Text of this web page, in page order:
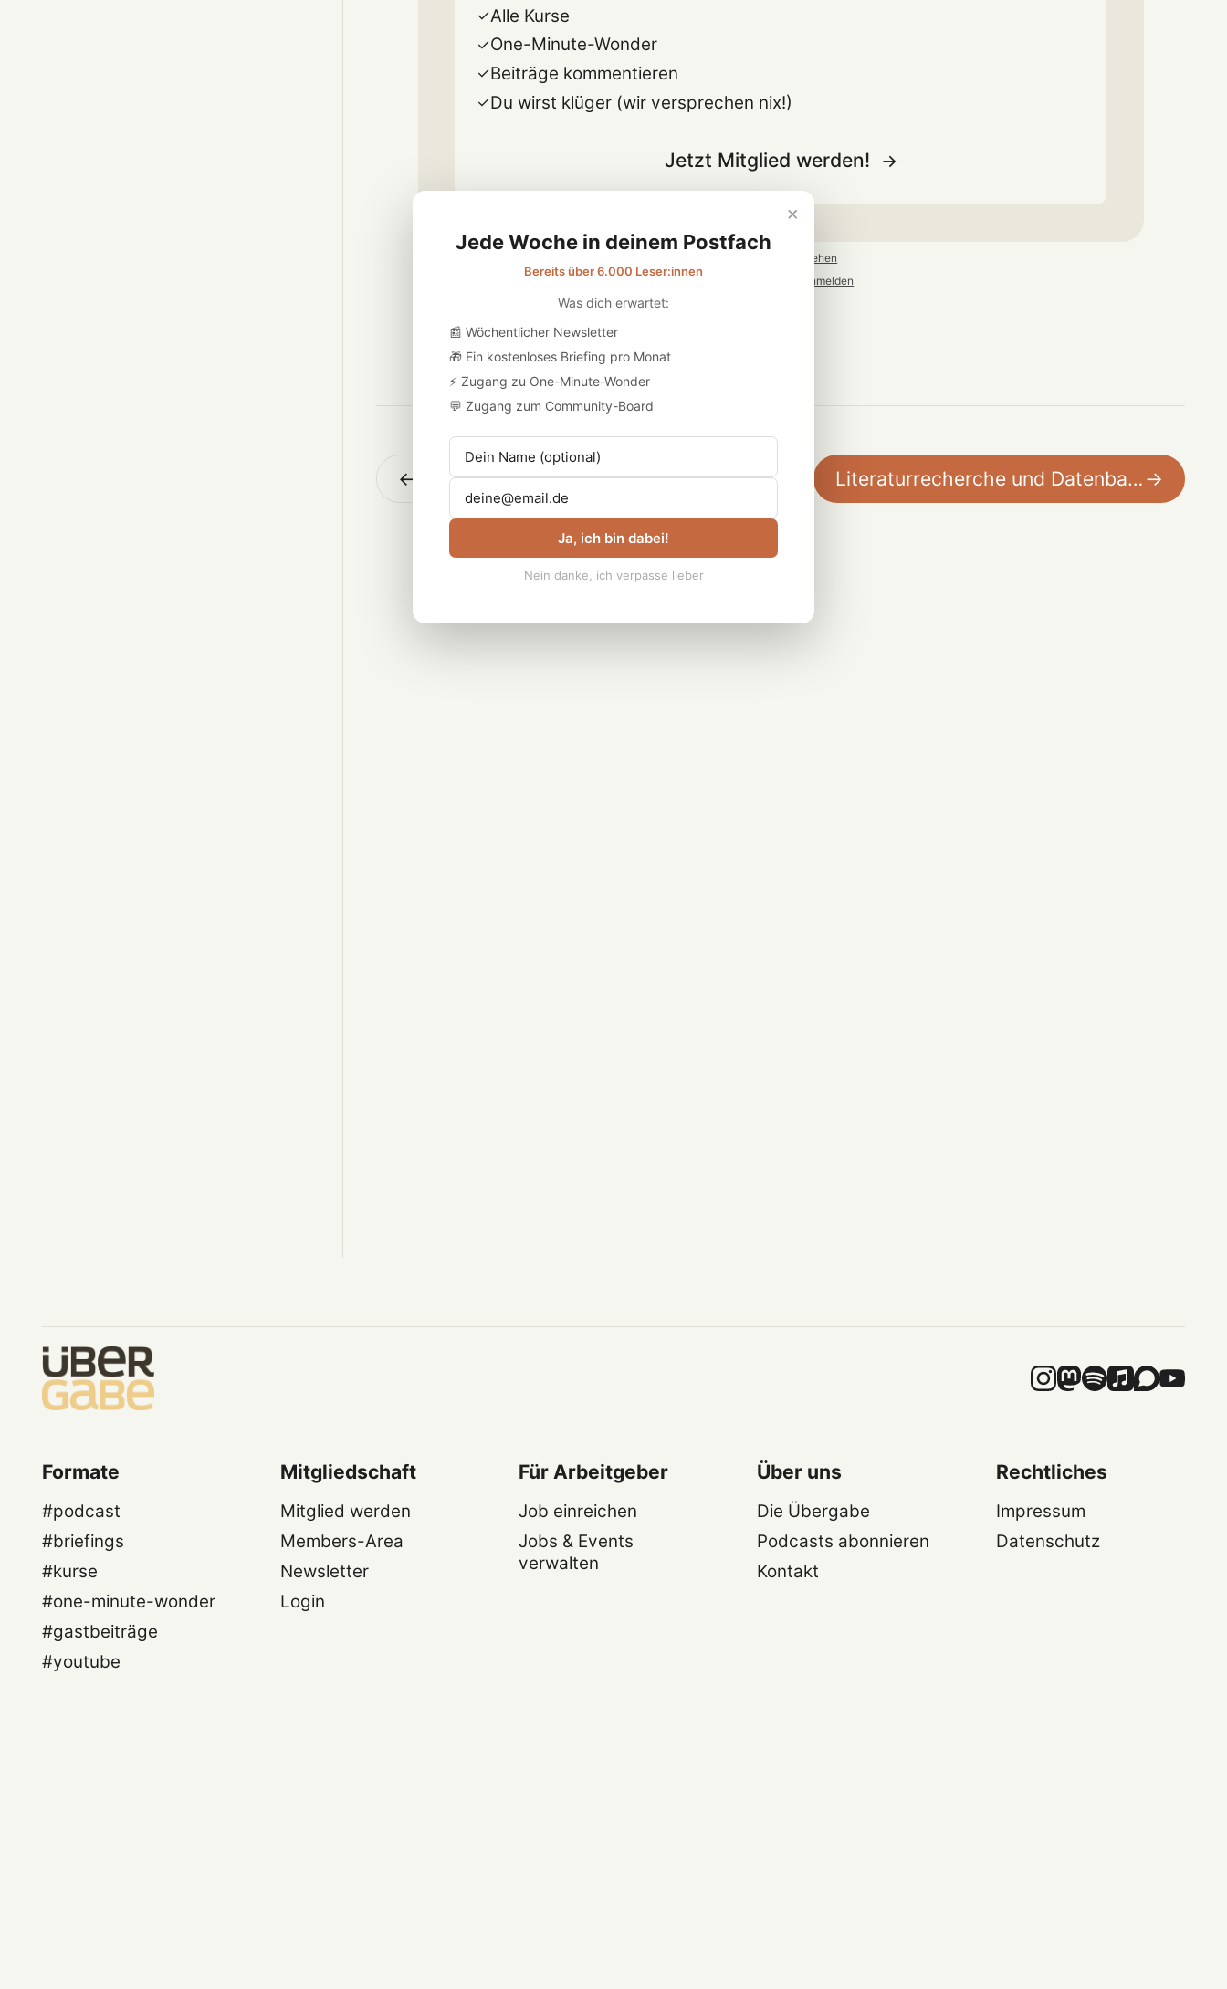
Alle Kurse
One-Minute-Wonder
Beiträge kommentieren
Du wirst klüger (wir versprechen nix!)
Jetzt Mitglied werden!
Weitere Abos ansehen
Anmelden
← Datenauswertung und Interpretation Literaturrecherche und Datenbanken →
Formate
#podcast
#briefings
#kurse
#one-minute-wonder
#gastbeiträge
#youtube
Mitgliedschaft
Mitglied werden
Members-Area
Newsletter
Login
Für Arbeitgeber
Job einreichen
Jobs & Events
verwalten
Über uns
Die Übergabe
Podcasts abonnieren
Kontakt
Rechtliches
Impressum
Datenschutz
×
Jede Woche in deinem Postfach
Bereits über 6.000 Leser:innen
Was dich erwartet:
📰 Wöchentlicher Newsletter
🎁 Ein kostenloses Briefing pro Monat
⚡ Zugang zu One-Minute-Wonder
💬 Zugang zum Community-Board
Ja, ich bin dabei!
Nein danke, ich verpasse lieber